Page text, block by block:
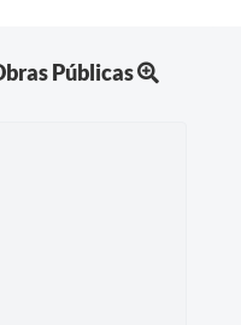
Públicas